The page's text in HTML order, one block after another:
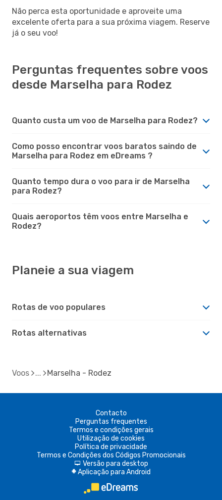
Não perca esta oportunidade e aproveite uma
excelente oferta para a sua próxima viagem. Reserve
já o seu voo!
Perguntas frequentes sobre voos
desde Marselha para Rodez
Quanto custa um voo de Marselha para Rodez?
Como posso encontrar voos baratos saindo de
Marselha para Rodez em eDreams ?
Quanto tempo dura o voo para ir de Marselha
para Rodez?
Quais aeroportos têm voos entre Marselha e
Rodez?
Planeie a sua viagem
Rotas de voo populares
Rotas alternativas
Voos Marselha - Rodez
Contacto
Perguntas frequentes
Termos e condições gerais
Utilização de cookies
Política de privacidade
Termos e Condições dos Códigos Promocionais
d Versão para desktop
A Aplicação para Android